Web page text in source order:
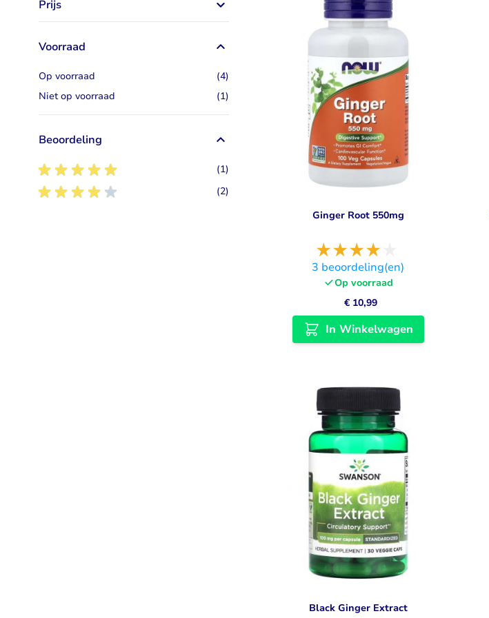
Bekijk alles
Prijs
Voorraad
Op voorraad (4)
Niet op voorraad
(1)
Beoordeling
5 (1)
4
(2)
Ginger Root 550mg
3 beoordeling(en)
Op voorraad
€ 10,99
In Winkelwagen
Black Ginger Extract